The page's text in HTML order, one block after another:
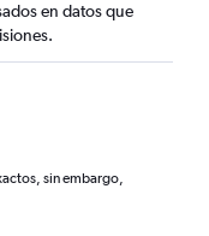
en datos que
sin embargo,